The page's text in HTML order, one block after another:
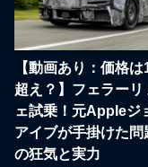
【動画あり：価格は
超え？】フェラーリ
ェ試乗！元Appleジ
アイブが手掛けた問
の狂気と実力